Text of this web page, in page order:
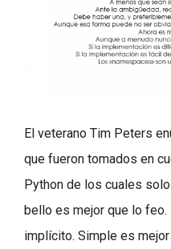
El veterano Tim Peters
que fueron tomados en
Python de los cuales
bello es mejor que lo
implícito. Simple es